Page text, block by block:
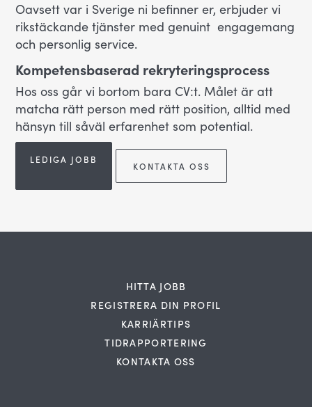
Oavsett var i Sverige ni befinner er, erbjuder vi
rikstäckande tjänster med genuint engagemang
och personlig service.
Kompetensbaserad rekryteringsprocess
Hos oss går vi bortom bara CV:t. Målet är att
matcha rätt person med rätt position, alltid med
hänsyn till såväl erfarenhet som potential.
LEDIGA JOBB
KONTAKTA OSS
HITTA JOBB
REGISTRERA DIN PROFIL
KARRIÄRTIPS
TIDRAPPORTERING
KONTAKTA OSS